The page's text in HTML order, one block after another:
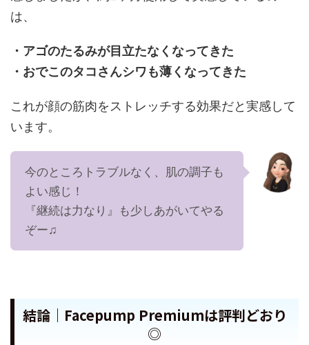
は、
・アゴのたるみが目立たなくなってきた
・おでこのタコさんシワも薄くなってきた
これが顔の筋肉をストレッチする効果だと実感して
います。
今のところトラブルなく、肌の調子も
よい感じ！
『継続は力なり』も少しあがいてやる
ぞー♫
結論｜Facepump Premiumは評判どおり
◎